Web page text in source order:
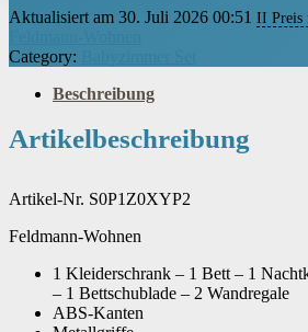
Aktualisiert am 30. Juli 2026 00:51 II Preis
Category:
Beschreibung
Artikelbeschreibung
Artikel-Nr. S0P1Z0XYP2
Feldmann-Wohnen
1 Kleiderschrank – 1 Bett – 1
– 1 Bettschublade – 2 Wandregale
ABS-Kanten